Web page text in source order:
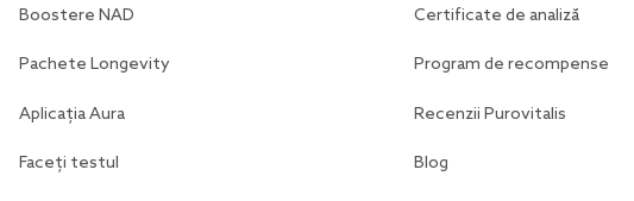
Boostere NAD
Pachete Longevity
Aplicația Aura
Faceți testul
Certificate de analiză
Program de recompense
Recenzii Purovitalis
Blog